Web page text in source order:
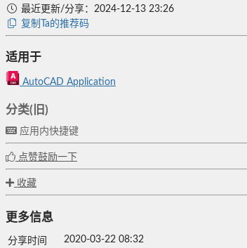
最近更新/分享：2024-12-13 23:26
复制Ta的推荐码
适用于
AutoCAD Application
分类(旧)
应用内快捷键
点赞鼓励一下
收藏
更多信息
分享时间
2020-03-22 08:32